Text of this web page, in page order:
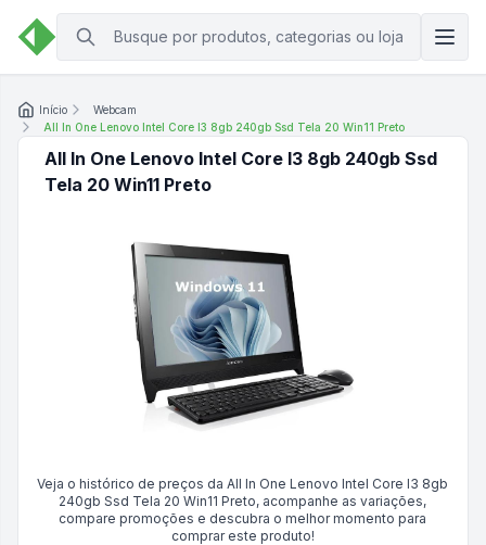
Início
Webcam
All In One Lenovo Intel Core I3 8gb 240gb Ssd Tela 20 Win11 Preto
All In One Lenovo Intel Core I3 8gb 240gb Ssd
Tela 20 Win11 Preto
Veja o histórico de preços daAll In One Lenovo Intel Core I3 8gb
240gb Ssd Tela 20 Win11 Preto, acompanhe as variações,
compare promoções e descubra o melhor momento para
comprar este produto!